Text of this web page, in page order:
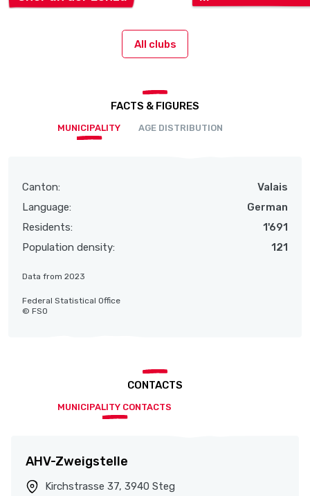
All clubs
FACTS & FIGURES
MUNICIPALITY AGE DISTRIBUTION
Canton:
Valais
Language:
German
Residents:
1'691
Population density:
121
Data from 2023
Federal Statistical Office
© FSO
CONTACTS
MUNICIPALITY CONTACTS
AHV-Zweigstelle
Kirchstrasse 37, 3940 Steg